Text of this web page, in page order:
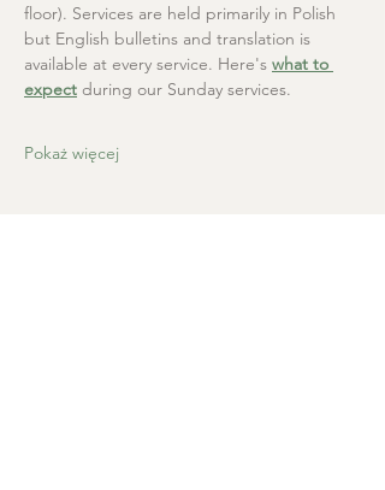
floor). Services are held primarily in Polish
but English bulletins and translation is
available at every service. Here's what to
expect during our Sunday services.
Pokaż więcej